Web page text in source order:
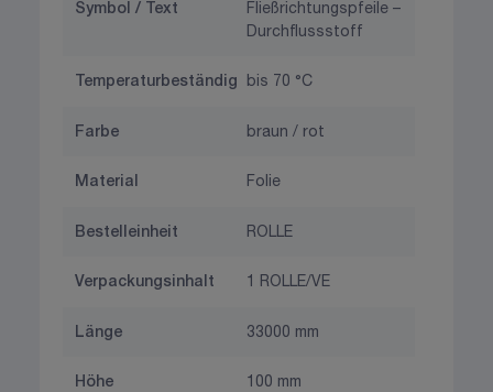
Symbol / Text
Fließrichtungspfeile –
Durchflussstoff
Temperaturbeständig bis 70 °C
Farbe braun / rot
Material Folie
Bestelleinheit ROLLE
Verpackungsinhalt 1 ROLLE/VE
Länge 33000 mm
Höhe 100 mm